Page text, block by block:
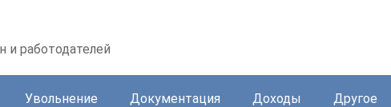
и работодателей
Увольнение Документация Доходы Другое